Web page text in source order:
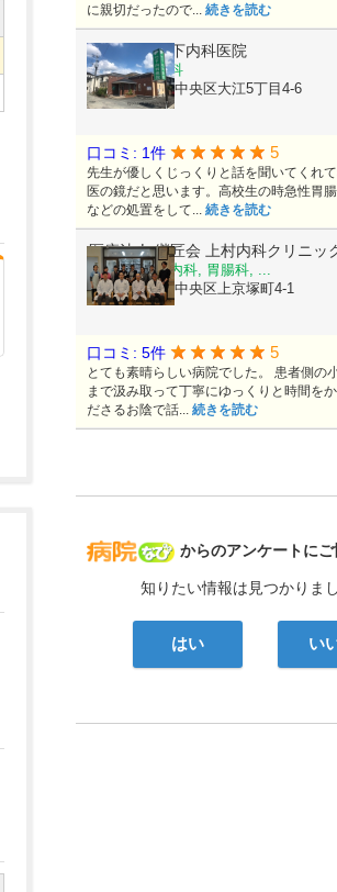
病院なび
からのアンケートにご
知りたい情報は見つかりま
はい い
に親切だったので... 続きを読む
医療法人竹下内科医院
内科, 胃腸内科
熊本県熊本市中央区大江5丁目4-6
口コミ: 1件 5
先生が優しくじっくりと話を聞いてくれ
医の鏡だと思います。高校生の時急性胃
などの処置をして... 続きを読む
医療法人 継匠会 上村内科クリニッ
内科, 消化器内科, 胃腸科, ...
熊本県熊本市中央区上京塚町4-1
口コミ: 5件 5
とても素晴らしい病院でした。 患者側の
まで汲み取って丁寧にゆっくりと時間を
ださるお陰で話... 続きを読む